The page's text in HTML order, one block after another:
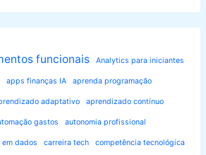
funcionais Analytics para iniciantes
apps finanças IA aprenda programação
adaptativo aprendizado contínuo
gastos autonomia profissional
em dados carreira tech competência tecnológica